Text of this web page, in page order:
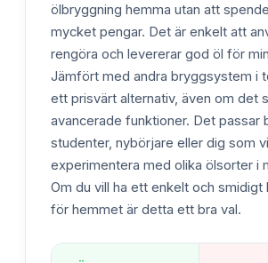
ölbryggning hemma utan att
mycket pengar. Det är enkelt att
rengöra och levererar god öl för
Jämfört med andra bryggsystem i
ett prisvärt alternativ, även om det
avancerade funktioner. Det passar
studenter, nybörjare eller dig som
experimentera med olika ölsorter i
Om du vill ha ett enkelt och
för hemmet är detta ett bra val.